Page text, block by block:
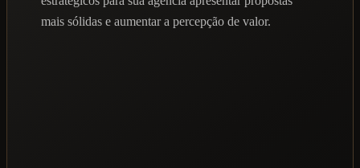
mais sólidas e aumentar a percepção de valor.